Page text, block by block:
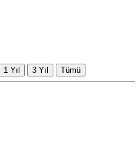
1 Yıl 3 Yıl Tümü